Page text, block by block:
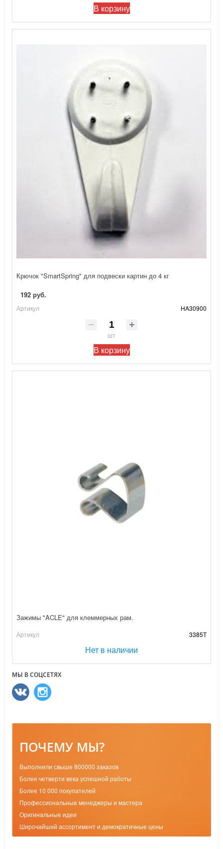
В корзину
Крючок "SmartSpring" для подвески картин до 4 кг
192 руб.
Артикул HA30900
шт
В корзину
Зажимы "ACLE" для клеммерных рам.
Артикул 3385Т
Нет в наличии
МЫ В СОЦСЕТЯХ
ПОЧЕМУ МЫ?
Выполнили свыше 800000 заказов
Более четверти века успешной работы
Более 10 000 покупателей
Профессиональные менеджеры и мастера
Оригинальные идеи
Широчайший ассортимент и демократичные цены